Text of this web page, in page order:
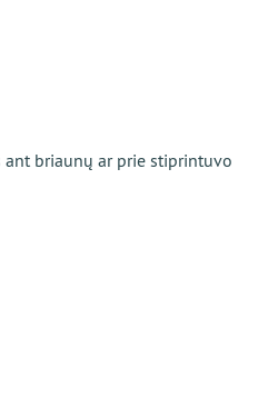
ant briaunų ar prie stiprintuvo